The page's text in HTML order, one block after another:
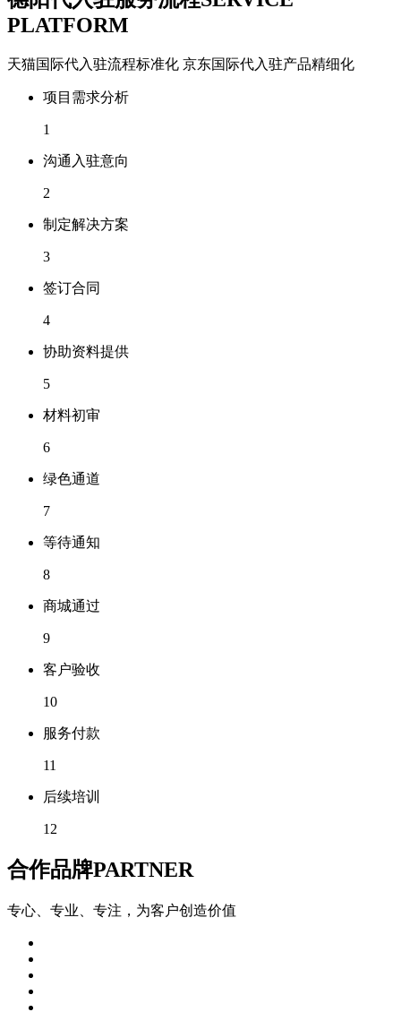
PLATFORM
天猫国际代入驻流程标准化 京东国际代入驻产品精细化
项目需求分析
1
沟通入驻意向
2
制定解决方案
3
签订合同
4
协助资料提供
5
材料初审
6
绿色通道
7
等待通知
8
商城通过
9
客户验收
10
服务付款
11
后续培训
12
合作品牌PARTNER
专心、专业、专注，为客户创造价值